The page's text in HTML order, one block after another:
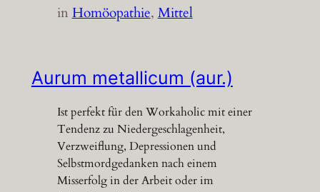
inHomöopathie, Mittel
Aurum metallicum (aur.)
Ist perfekt für den Workaholic mit einer
Tendenz zu Niedergeschlagenheit,
Verzweiflung, Depressionen und
Selbstmordgedanken nach einem
Misserfolg in der Arbeit oder im